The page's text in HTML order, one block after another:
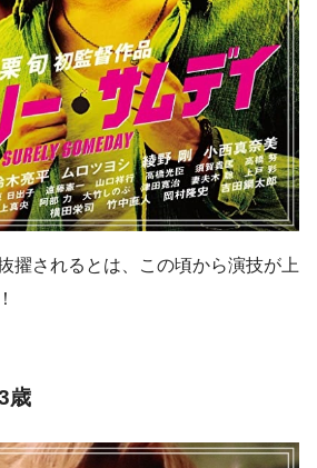
擢されるとは、この頃から演技が上
歳